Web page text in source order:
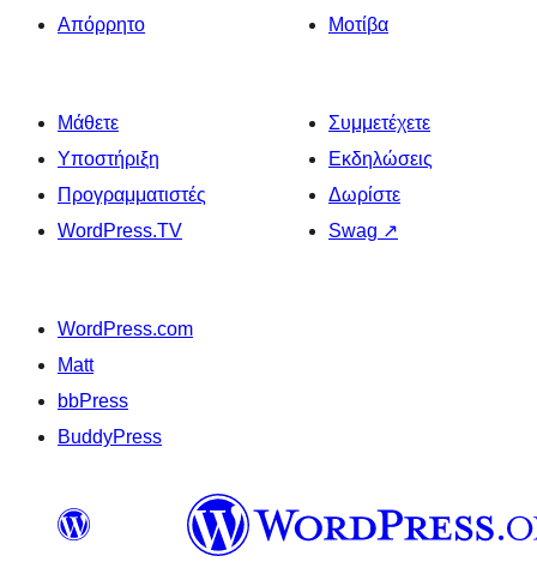
Απόρρητο
Μοτίβα
Μάθετε
Υποστήριξη
Προγραμματιστές
WordPress.TV
Συμμετέχετε
Εκδηλώσεις
Δωρίστε
Swag ↗
WordPress.com
Matt
bbPress
BuddyPress